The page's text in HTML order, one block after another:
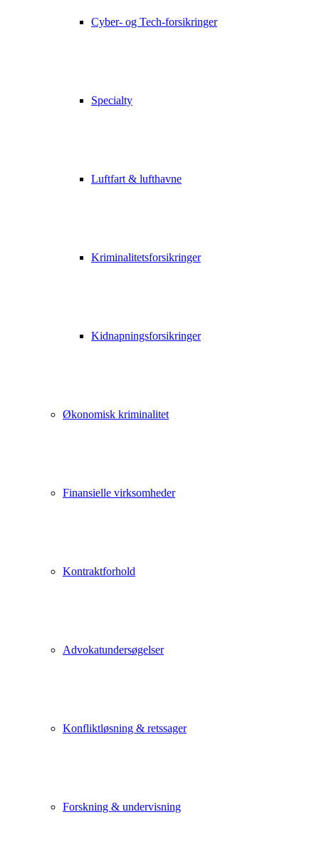
Cyber- og Tech-forsikringer
Specialty
Luftfart & lufthavne
Kriminalitetsforsikringer
Kidnapningsforsikringer
Økonomisk kriminalitet
Finansielle virksomheder
Kontraktforhold
Advokatundersøgelser
Konfliktløsning & retssager
Forskning & undervisning